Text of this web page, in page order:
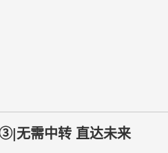
③|无需中转 直达未来